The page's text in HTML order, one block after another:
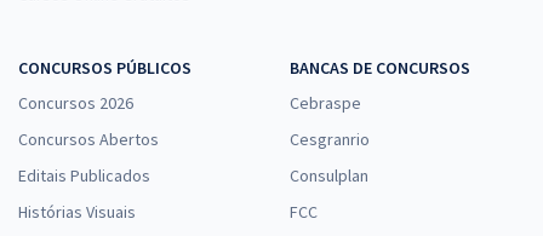
CONCURSOS PÚBLICOS
Concursos 2026
Concursos Abertos
Editais Publicados
Histórias Visuais
BANCAS DE CONCURSOS
Cebraspe
Cesgranrio
Consulplan
FCC